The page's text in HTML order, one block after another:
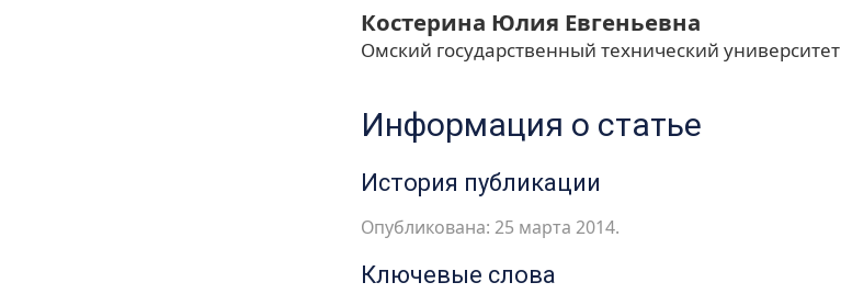
Костерина Юлия Евгеньевна
Омский государственный технический университет
Информация о статье
История публикации
Опубликована: 25 марта 2014.
Ключевые слова